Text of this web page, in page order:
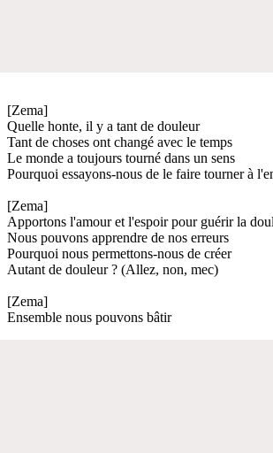
[Zema]
Quelle honte, il y a tant de douleur
Tant de choses ont changé avec le temps
Le monde a toujours tourné dans un sens
Pourquoi essayons-nous de le faire tourner à
[Zema]
Apportons l'amour et l'espoir pour guérir la
Nous pouvons apprendre de nos erreurs
Pourquoi nous permettons-nous de créer
Autant de douleur ? (Allez, non, mec)
[Zema]
Ensemble nous pouvons bâtir